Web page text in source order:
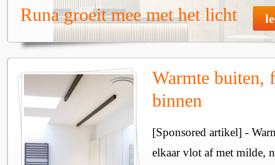
Runa groeit mee met het licht
Warmte buiten,
binnen
[Sponsored artikel] -
elkaar vlot af met milde,